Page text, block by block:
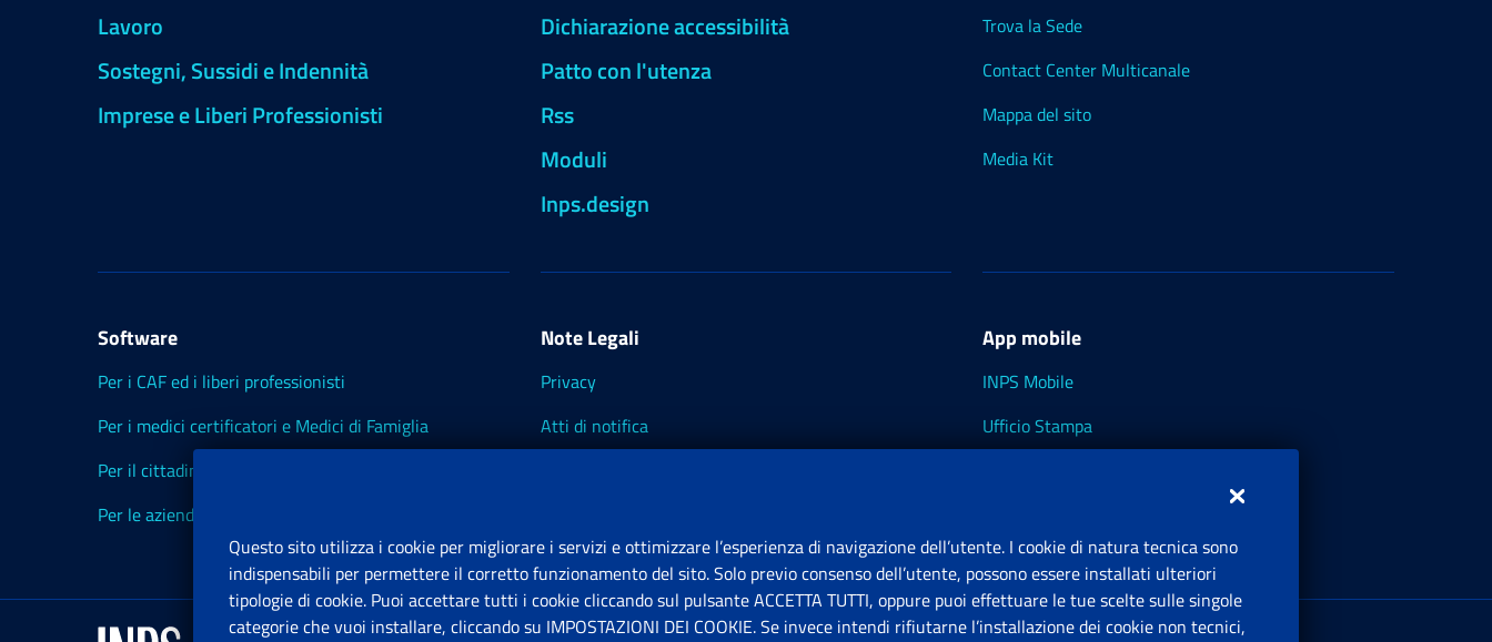
Lavoro
Sostegni, Sussidi e Indennità
Imprese e Liberi Professionisti
Dichiarazione accessibilità
Patto con l'utenza
Rss
Moduli
Inps.design
Trova la Sede
Contact Center Multicanale
Mappa del sito
Media Kit
Software
Per i CAF ed i liberi professionisti
Per i medici certificatori e Medici di Famiglia
Per il cittadino
Per le aziende ed i Consulenti
Note Legali
Privacy
Atti di notifica
App mobile
INPS Mobile
Ufficio Stampa
Sede Legale: Via Ciro il Grande, 21
Questo sito utilizza i cookie per migliorare i servizi e ottimizzare l’esperienza di navigazione dell’utente. I cookie di natura tecnica sono
indispensabili per permettere il corretto funzionamento del sito. Solo previo consenso dell’utente, possono essere installati ulteriori
tipologie di cookie. Puoi accettare tutti i cookie cliccando sul pulsante ACCETTA TUTTI, oppure puoi effettuare le tue scelte sulle singole
categorie che vuoi installare, cliccando su IMPOSTAZIONI DEI COOKIE. Se invece intendi rifiutarne l’installazione dei cookie non tecnici,